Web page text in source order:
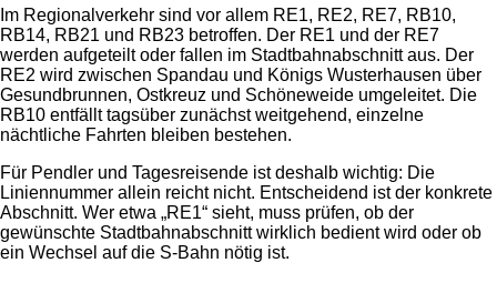
Im Regionalverkehr sind vor allem RE1, RE2, RE7, RB10,
RB14, RB21 und RB23 betroffen. Der RE1 und der RE7
werden aufgeteilt oder fallen im Stadtbahnabschnitt aus. Der
RE2 wird zwischen Spandau und Königs Wusterhausen über
Gesundbrunnen, Ostkreuz und Schöneweide umgeleitet. Die
RB10 entfällt tagsüber zunächst weitgehend, einzelne
nächtliche Fahrten bleiben bestehen.
Für Pendler und Tagesreisende ist deshalb wichtig: Die
Liniennummer allein reicht nicht. Entscheidend ist der konkrete
Abschnitt. Wer etwa „RE1“ sieht, muss prüfen, ob der
gewünschte Stadtbahnabschnitt wirklich bedient wird oder ob
ein Wechsel auf die S-Bahn nötig ist.